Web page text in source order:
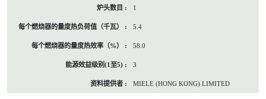
1
5.4
58.0
3
MIELE (HONG KONG) LIMITED